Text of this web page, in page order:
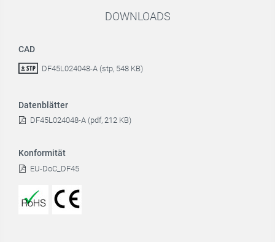
DOWNLOADS
CAD
DF45L024048-A (stp, 548 KB)
Datenblätter
DF45L024048-A (pdf, 212 KB)
Konformität
EU-DoC_DF45